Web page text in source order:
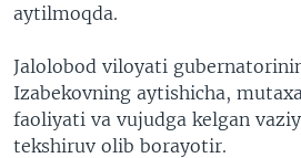
aytilmoqda.
Jalolobod viloyati
Izabekovning aytishicha,
faoliyati va vujudga kelgan
tekshiruv olib borayotir.